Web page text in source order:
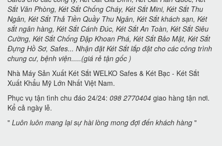
Sắt Văn Phòng, Két Sắt Chống Cháy, Két Sắt Mini, Két Sắt Thu
Ngân, Két Sắt Thả Tiền Quầy Thu Ngân, Két Sắt khách sạn, Két
sắt ngân hàng, Két Sắt Cánh Đúc, Két Sắt An Toàn, Két Sắt Siêu
Cường, Két Sắt Chống Đập Khoan Phá, Két Sắt Bảo Mật, Két Sắt
Đựng Hồ Sơ, Safes... Nhận đặt Két Sắt lắp đặt cho các công trình
chung cư, bệnh viện.....(giá rẻ tận gốc )
Nhà Máy Sản Xuất Két Sắt WELKO Safes & Két Bạc - Két Sắt
Xuất Khẩu Mỹ Lớn Nhất Việt Nam.
Phục vụ tận tình chu đáo 24/24: 098 2770404 giao hàng tận nơi.
Kể cả ngày lễ.
" Luôn luôn mang lại sự hài lòng mong đợi đến khách hàng "